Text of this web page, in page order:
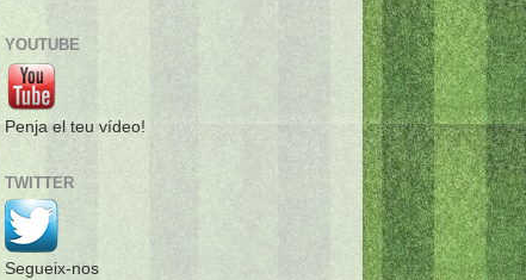
YOUTUBE
Penja el teu vídeo!
TWITTER
Segueix-nos